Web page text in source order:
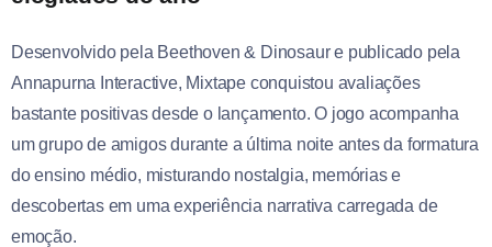
Desenvolvido pela Beethoven & Dinosaur e publicado pela
Annapurna Interactive, Mixtape conquistou avaliações
bastante positivas desde o lançamento. O jogo acompanha
um grupo de amigos durante a última noite antes da formatura
do ensino médio, misturando nostalgia, memórias e
descobertas em uma experiência narrativa carregada de
emoção.